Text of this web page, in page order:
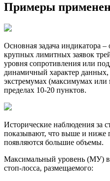
Примеры
Основная задача индикатора
крупных лимитных заявок
уровня сопротивления или
динамичный характер
экстремумах (максимумах
пределах 10-20 пунктов.
Исторические наблюдения за
показывают, что выше и ниже
появляются большие объемы.
Максимальный уровень (МУ)
стоп-лосса, размещаемого: